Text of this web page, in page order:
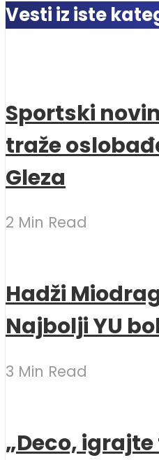
Vesti iz iste
Sportski
traže
Gleza
2 Min Read
Hadži
Najbolji YU
3 Min Read
„Deco,